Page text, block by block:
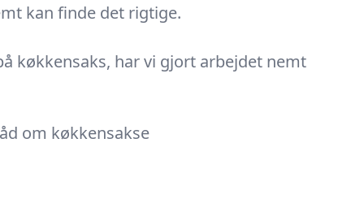
kan finde det rigtige.
køkkensaks, har vi gjort arbejdet nemt
om køkkensakse